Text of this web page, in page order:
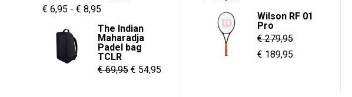
€ 6,95 - € 8,95
€ 6,95
tot
€ 8,95
The Indian
Maharadja
Padel bag
TCLR
€69,95 Oorspronkelijke
€ 54,95
was:
€ 149,95.
€ 114,95.
Wilson RF 01
Pro
€279,95
Oorspronkelijke
€ 189,95